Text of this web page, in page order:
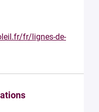
fr/lignes-de-